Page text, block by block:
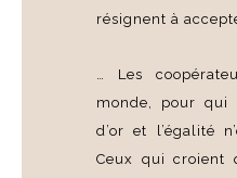
résignent à
… Les
monde, pour qui
d’or et l’égalité
Ceux qui croient